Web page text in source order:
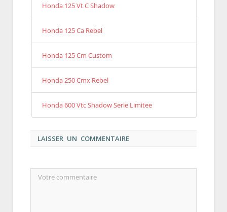
Honda 125 Vt C Shadow
Honda 125 Ca Rebel
Honda 125 Cm Custom
Honda 250 Cmx Rebel
Honda 600 Vtc Shadow Serie Limitee
LAISSER UN COMMENTAIRE